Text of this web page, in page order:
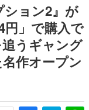
』は、〈試験問題〉
若きクリエイター達
ション2』が
」で購入で
うギャング
作オープン